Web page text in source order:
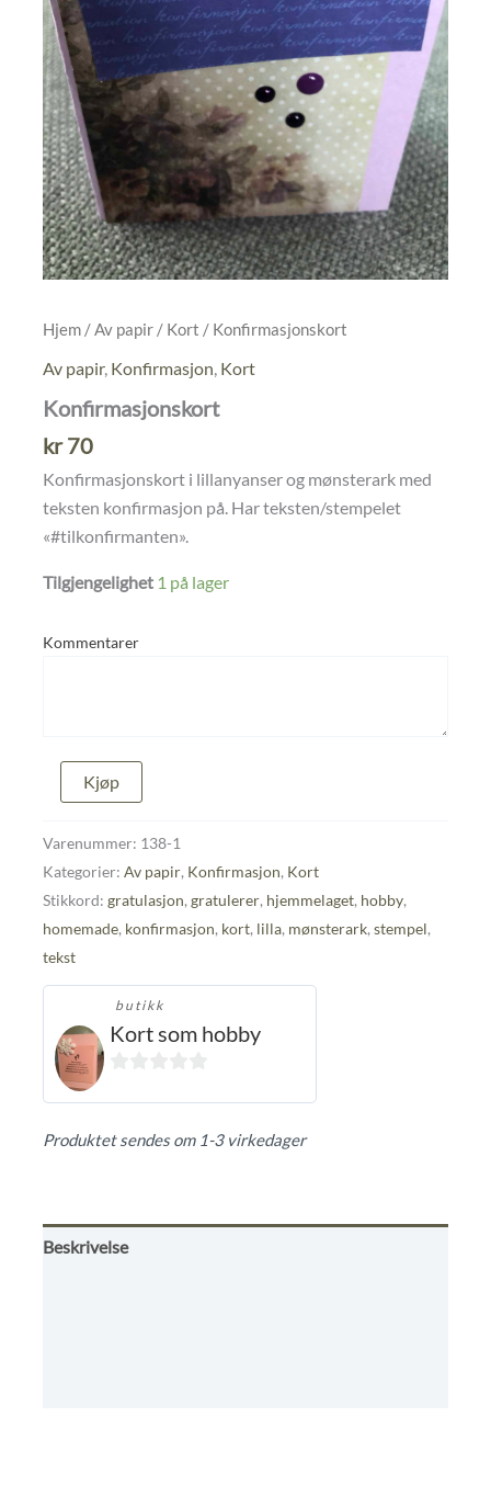
Hjem /Av papir / Kort / Konfirmasjonskort
Av papir, Konfirmasjon, Kort
Konfirmasjonskort
kr70
Konfirmasjonskort i lillanyanser og mønsterark med
teksten konfirmasjon på. Har teksten/stempelet
«#tilkonfirmanten».
Tilgjengelighet 1 på lager
Kommentarer
Konfirmasjonskort
Kjøp
Varenummer: 138-1
Kategorier: Av papir, Konfirmasjon, Kort
Stikkord: gratulasjon, gratulerer, hjemmelaget, hobby,
homemade, konfirmasjon, kort, lilla, mønsterark, stempel,
tekst
butikk
Kort som hobby
av
Produktet sendes om 1-3 virkedager
Beskrivelse